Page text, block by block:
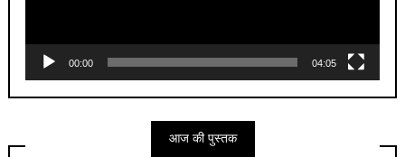
00:00 04:05
आज की पुस्तक